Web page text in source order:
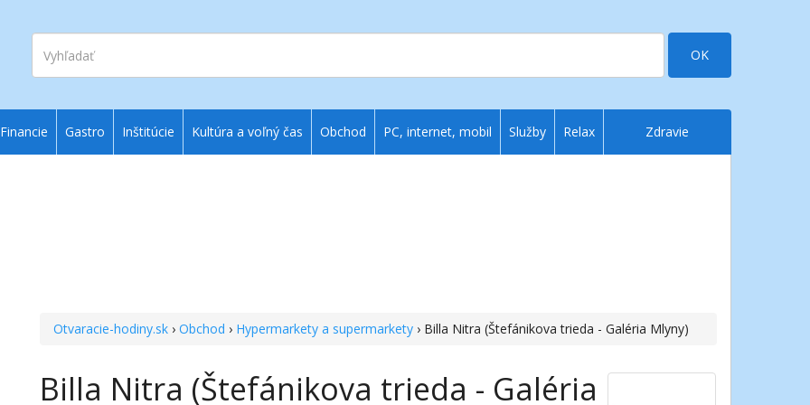
Vyhľadať
OK
Otvaracie-hodiny.sk ›Obchod › Hypermarkety a supermarkety › Billa Nitra (Štefánikova trieda - Galéria Mlyny)
Billa Nitra (Štefánikova trieda - Galéria
Financie Gastro Inštitúcie Kultúra a voľný čas Obchod PC, internet, mobil Služby Relax Zdravie